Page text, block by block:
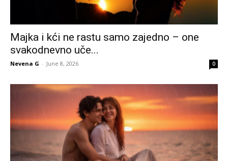
Majka i kći ne rastu samo zajedno – one
svakodnevno uče...
Nevena G - June 8, 2026 0